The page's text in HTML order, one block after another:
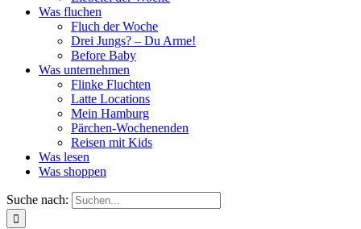
Was fluchen
Fluch der Woche
Drei Jungs? – Du Arme!
Before Baby
Was unternehmen
Flinke Fluchten
Latte Locations
Mein Hamburg
Pärchen-Wochenenden
Reisen mit Kids
Was lesen
Was shoppen
Suche nach: